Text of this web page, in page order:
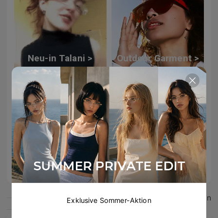
Windsor Kollektion >
Neu-in Talani > Outdoor Garment >
Das könnte dir gefallen
Exklusive Sommer-Aktion